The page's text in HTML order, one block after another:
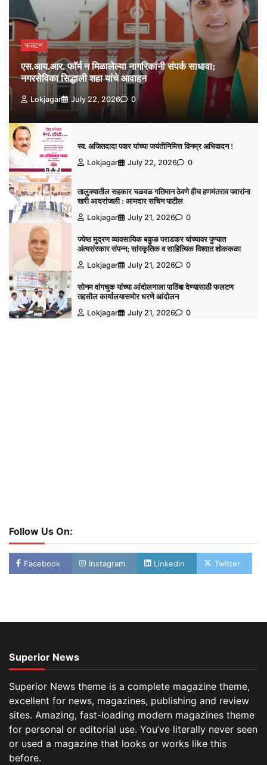
फलटण
एस.आय.आर. फॉर्म न मिळालेल्या नागरिकांनी संपर्क साधावा;
नगरसेविका सिद्धाली शहा यांचे आवाहन
Lokjagar July 22, 2026 0
स्व. अजितदादा पवार यांच्या जयंतीनिमित्त विनम्र अभिवादन !
Lokjagar
July 22, 2026 0
तालुक्यातील सहकार चळवळ गतिमान ठेवणे हीच हणमंतराव पवारांना
खरी आदरांजली : आमदार सचिन पाटील
Lokjagar
July 21, 2026 0
ज्येष्ठ मुद्रण व्यावसायिक बकुळ पराडकर यांच्यावर पुण्यात
अंत्यसंस्कार संपन्न; सांस्कृतिक व साहित्यिक विश्‍वात शोककळा
Lokjagar
July 21, 2026 0
सोनम वांगचुक यांच्या आंदोलनाला पाठिंबा देण्यासाठी फलटण
तहसील कार्यालयासमोर धरणे आंदोलन
Lokjagar
July 21, 2026 0
Follow Us On:
Facebook Instagram Linkedin Twitter
Superior News
Superior News theme is a complete magazine theme,
excellent for news, magazines, publishing and review
sites. Amazing, fast-loading modern magazines theme
for personal or editorial use. You’ve literally never seen
or used a magazine that looks or works like this
before.